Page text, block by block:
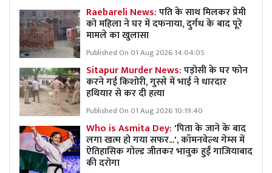
Raebareli News:पति के साथ मिलकर प्रेमी
को महिला ने घर में दफनाया, दुर्गध के बाद पूरे
मामले का खुलासा
Published On 01 Aug 2026 14:04:05
Sitapur Murder News:पड़ोसी के घर फोन
करने गई किशोरी, गुस्से में भाई ने धारदार
हथियार से कर दी हत्या
Published On 01 Aug 2026 10:19:40
Who is Asmita Dey: 'पिता के जाने के बाद
लगा खत्म हो गया सफर...', कॉमनवेल्थ गेम्स में
ऐतिहासिक गोल्ड जीतकर भावुक हुईं गाजियाबाद
की दरोगा